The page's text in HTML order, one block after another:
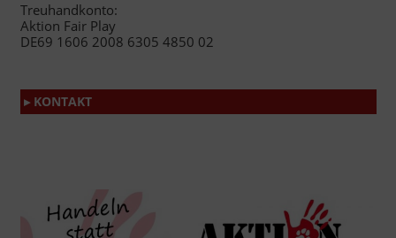
Treuhandkonto:
Aktion Fair Play
DE69 1606 2008 6305 4850 02
▸ KONTAKT